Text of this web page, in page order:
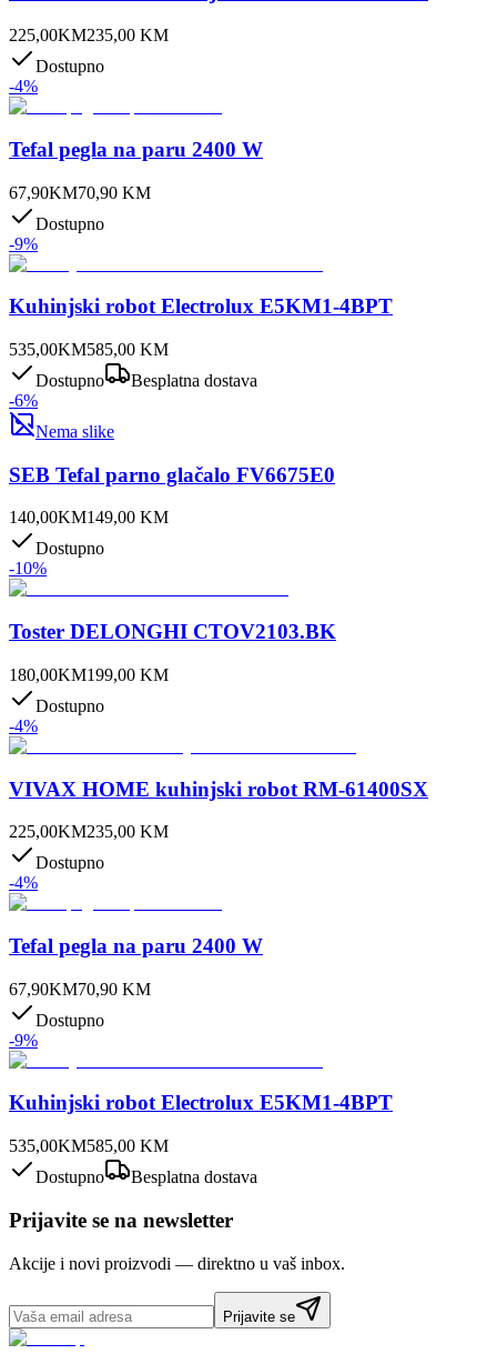
225,00KM235,00 KM
Dostupno
-4%
Tefal pegla na paru 2400 W
67,90KM70,90 KM
Dostupno
-9%
Kuhinjski robot Electrolux E5KM1-4BPT
535,00KM585,00 KM
Dostupno
Besplatna dostava
-6%
Nema slike
SEB Tefal parno glačalo FV6675E0
140,00KM149,00 KM
Dostupno
-10%
Toster DELONGHI CTOV2103.BK
180,00KM199,00 KM
Dostupno
-4%
VIVAX HOME kuhinjski robot RM-61400SX
225,00KM235,00 KM
Dostupno
-4%
Tefal pegla na paru 2400 W
67,90KM70,90 KM
Dostupno
-9%
Kuhinjski robot Electrolux E5KM1-4BPT
535,00KM585,00 KM
Dostupno
Besplatna dostava
Prijavite se na newsletter
Akcije i novi proizvodi — direktno u vaš inbox.
Prijavite se